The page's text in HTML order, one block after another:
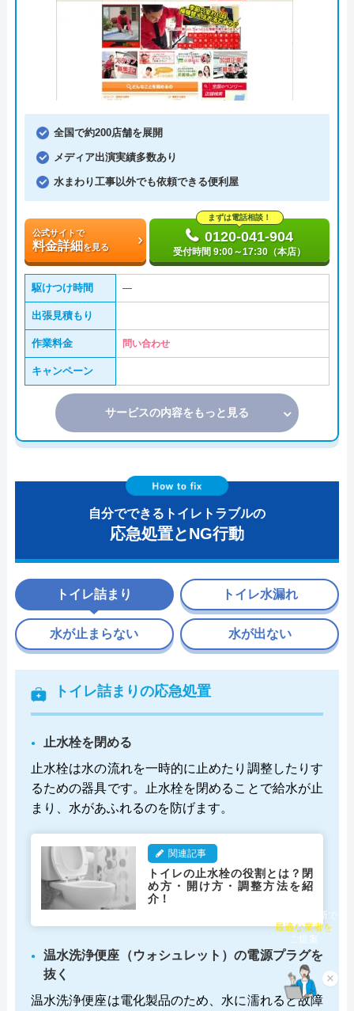
全国で約200店舗を展開
メディア出演実績多数あり
水まわり工事以外でも依頼できる便利屋
公式サイトで
料金詳細を見る
まずは電話相談！
0120-041-904
受付時間 9:00～17:30（本店）
駆けつけ時間 ―
出張見積もり
作業料金 問い合わせ
キャンペーン
サービスの内容をもっと見る
自分でできるトイレトラブルの
応急処置とNG行動
トイレ詰まり
トイレ詰まりの応急処置
止水栓を閉める
止水栓は水の流れを一時的に止めたり調整したりす
るための器具です。止水栓を閉めることで給水が止
まり、水があふれるのを防げます。
関連記事
トイレの止水栓の役割とは？閉
め方・開け方・調整方法を紹
介！
温水洗浄便座（ウォシュレット）の電源プラグを
抜く
温水洗浄便座は電化製品のため、水に濡れると故障
トイレ水漏れ
水が止まらない 水が出ない
×
チャット診断で
最適な業者を
ご提案